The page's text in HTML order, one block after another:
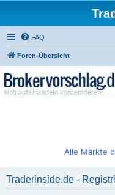
FAQ
Foren-Übersicht
Alle Märkte
Traderinside.de -